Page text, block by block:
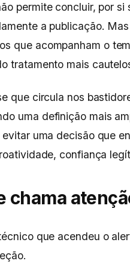
permite concluir, por
a publicação.
que acompanham o
tratamento mais
que circula nos
uma definição mais
uma decisão que
confiança
chama
que acendeu o